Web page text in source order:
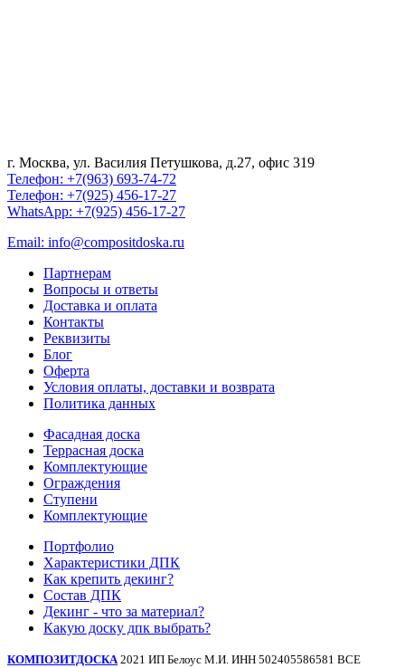
г. Москва, ул. Василия Петушкова, д.27, офис 319
Телефон: +7(963) 693-74-72
Телефон: +7(925) 456-17-27
WhatsApp: +7(925) 456-17-27
Email: info@compositdoska.ru
Партнерам
Вопросы и ответы
Доставка и оплата
Контакты
Реквизиты
Блог
Оферта
Условия оплаты, доставки и возврата
Политика данных
Фасадная доска
Террасная доска
Комплектующие
Ограждения
Ступени
Комплектующие
Портфолио
Характеристики ДПК
Как крепить декинг?
Состав ДПК
Декинг - что за материал?
Какую доску дпк выбрать?
КОМПОЗИТДОСКА 2021 ИП Белоус М.И. ИНН 502405586581 ВСЕ